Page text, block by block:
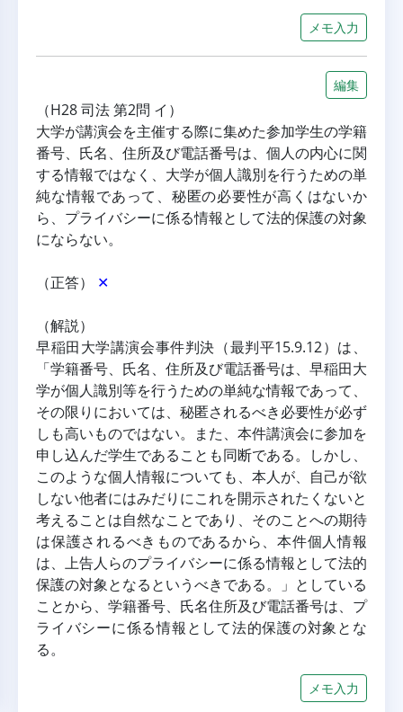
メモ入力
編集
（H28 司法 第2問 イ）
大学が講演会を主催する際に集めた参加学生の学籍
番号、氏名、住所及び電話番号は、個人の内心に関
する情報ではなく、大学が個人識別を行うための単
純な情報であって、秘匿の必要性が高くはないか
ら、プライバシーに係る情報として法的保護の対象
にならない。
（正答） ✕
（解説）
早稲田大学講演会事件判決（最判平15.9.12）は、
「学籍番号、氏名、住所及び電話番号は、早稲田大
学が個人識別等を行うための単純な情報であって、
その限りにおいては、秘匿されるべき必要性が必ず
しも高いものではない。また、本件講演会に参加を
申し込んだ学生であることも同断である。しかし、
このような個人情報についても、本人が、自己が欲
しない他者にはみだりにこれを開示されたくないと
考えることは自然なことであり、そのことへの期待
は保護されるべきものであるから、本件個人情報
は、上告人らのプライバシーに係る情報として法的
保護の対象となるというべきである。」としている
ことから、学籍番号、氏名住所及び電話番号は、プ
ライバシーに係る情報として法的保護の対象とな
る。
メモ入力